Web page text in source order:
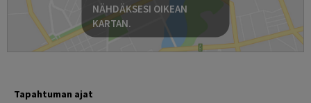
NÄHDÄKSESI OIKEAN
KARTAN.
Tapahtuman ajat